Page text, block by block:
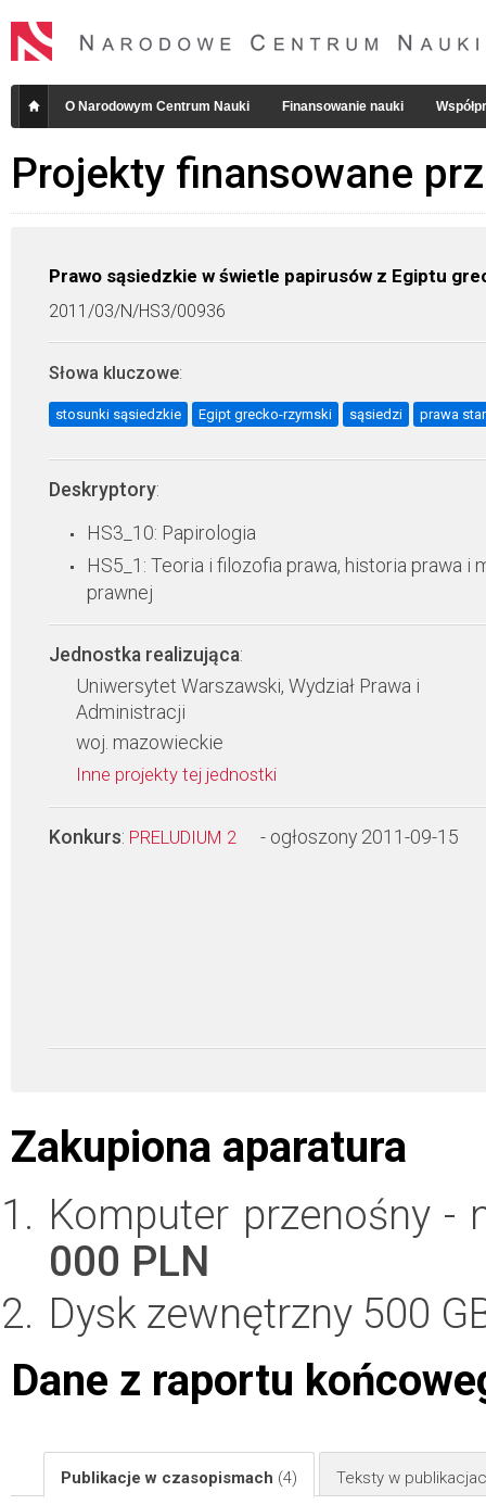
O Narodowym Centrum Nauki Finansowanie nauki
Projekty finansowane
Prawo sąsiedzkie w świetle papirusów z Egiptu
2011/03/N/HS3/00936
Słowa kluczowe:
stosunki sąsiedzkie Egipt grecko-rzymski sąsiedzi prawa
Deskryptory:
HS3_10: Papirologia
HS5_1: Teoria i filozofia prawa, historia prawa i
prawnej
Jednostka realizująca:
Uniwersytet Warszawski, Wydział Prawa i
Administracji
woj. mazowieckie
Inne projekty tej jednostki
Konkurs: PRELUDIUM 2 - ogłoszony 2011-09-15
Zakupiona aparatura
Komputer przenośny
000 PLN
Dysk zewnętrzny 500
Dane z raportu
Publikacje w czasopismach (4) Teksty w